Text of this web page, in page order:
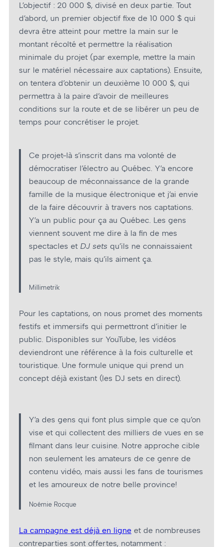
L’objectif : 20 000 $, divisé en deux partie. Tout
d’abord, un premier objectif fixe de 10 000 $ qui
devra être atteint pour mettre la main sur le
montant récolté et permettre la réalisation
minimale du projet (par exemple, mettre la main
sur le matériel nécessaire aux captations). Ensuite,
on tentera d’obtenir un deuxième 10 000 $, qui
permettra à la paire d’avoir de meilleures
conditions sur la route et de se libérer un peu de
temps pour concrétiser le projet.
Ce projet-là s’inscrit dans ma volonté de
démocratiser l’électro au Québec. Y’a encore
beaucoup de méconnaissance de la grande
famille de la musique électronique et j’ai envie
de la faire découvrir à travers nos captations.
Y’a un public pour ça au Québec. Les gens
viennent souvent me dire à la fin de mes
spectacles etDJ sets qu’ils ne connaissaient
pas le style, mais qu’ils aiment ça.
Millimetrik
Pour les captations, on nous promet des moments
festifs et immersifs qui permettront d’initier le
public. Disponibles sur YouTube, les vidéos
deviendront une référence à la fois culturelle et
touristique. Une formule unique qui prend un
concept déjà existant (les DJ sets en direct).
Y’a des gens qui font plus simple que ce qu’on
vise et qui collectent des milliers de vues en se
filmant dans leur cuisine. Notre approche cible
non seulement les amateurs de ce genre de
contenu vidéo, mais aussi les fans de tourismes
et les amoureux de notre belle province!
Noémie Rocque
La campagne est déjà en ligne et de nombreuses
contreparties sont offertes, notamment :